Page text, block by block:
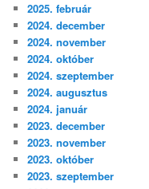
2025. február
2024. december
2024. november
2024. október
2024. szeptember
2024. augusztus
2024. január
2023. december
2023. november
2023. október
2023. szeptember